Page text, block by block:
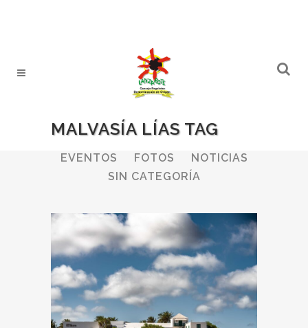
MALVASÍA LÍAS TAG
ALL BODEGAS
BOLETINES
EVENTOS
FOTOS
NOTICIAS
SIN CATEGORÍA